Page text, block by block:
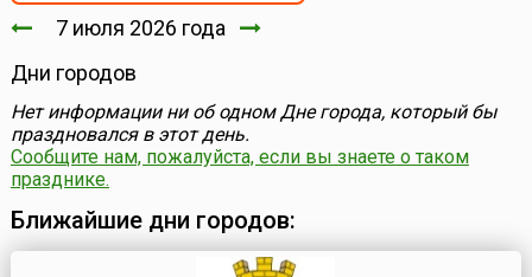
7 июля 2026 года
Дни городов
Нет информации ни об одном Дне города, который бы
праздновался в этот день.
Сообщите нам, пожалуйста, если вы знаете о таком
празднике.
Ближайшие дни городов: